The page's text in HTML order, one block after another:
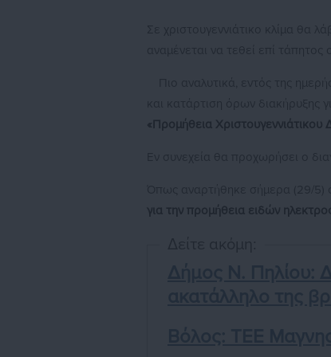
«Προμήθεια Χριστουγεννιάτικου
για την προμήθεια ειδών